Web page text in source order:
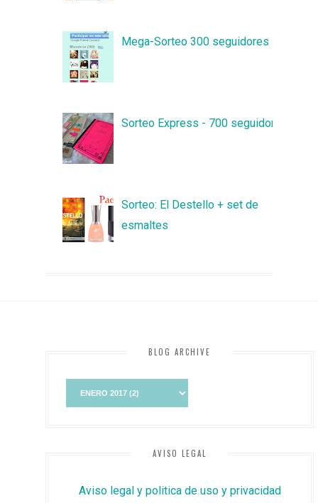
Mega-Sorteo 300 seguidores
Sorteo Express - 700 seguidores
Sorteo: El Destello + set de
esmaltes
BLOG ARCHIVE
AVISO LEGAL
Aviso legal y politica de uso y privacidad